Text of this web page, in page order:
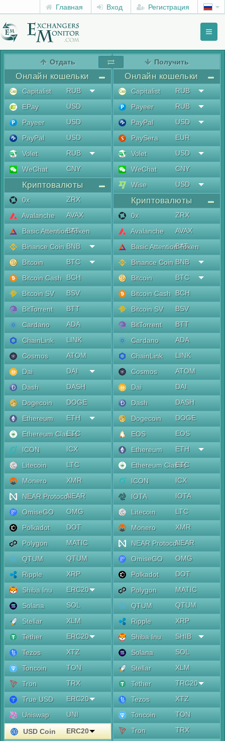
Главная Вход Регистрация
Отдать
Онлайн кошельки
Capitalist
RUB
EPay
USD
Payeer
USD
PayPal
USD
Volet
RUB
WeChat
CNY
Криптовалюты
0x
ZRX
Avalanche
AVAX
Basic Attention Token
BAT
Binance Coin BNB
Bitcoin
BTC
Bitcoin Cash
BCH
Bitcoin SV
BSV
BitTorrent
BTT
Cardano
ADA
ChainLink
LINK
Cosmos
ATOM
Dai
DAI
Dash
DASH
Dogecoin
DOGE
Ethereum
ETH
Ethereum Classic
ETC
ICON
ICX
Litecoin
LTC
Monero
XMR
NEAR ProtocolNEAR
OmiseGO
OMG
Polkadot
DOT
Polygon
MATIC
QTUM
QTUM
Ripple
XRP
Shiba Inu
ERC20
Solana
SOL
Stellar
XLM
Tether
ERC20
Tezos
XTZ
Toncoin
TON
Tron
TRX
True USD
ERC20
Uniswap
UNI
USD Coin
ERC20
Получить
Онлайн кошельки
Capitalist
RUB
Payeer
RUB
PayPal
USD
PaySera
EUR
Volet
USD
WeChat
CNY
Wise
USD
Криптовалюты
0x
ZRX
Avalanche
AVAX
Basic Attention Token
BAT
Binance Coin BNB
Bitcoin
BTC
Bitcoin Cash
BCH
Bitcoin SV
BSV
BitTorrent
BTT
Cardano
ADA
ChainLink
LINK
Cosmos
ATOM
Dai
DAI
Dash
DASH
Dogecoin
DOGE
EOS
EOS
Ethereum
ETH
Ethereum Classic
ETC
ICON
ICX
IOTA
IOTA
Litecoin
LTC
Monero
XMR
NEAR ProtocolNEAR
OmiseGO
OMG
Polkadot
DOT
Polygon
MATIC
QTUM
QTUM
Ripple
XRP
Shiba Inu
SHIB
Solana
SOL
Stellar
XLM
Tether
TRC20
Tezos
XTZ
Toncoin
TON
Tron
TRX